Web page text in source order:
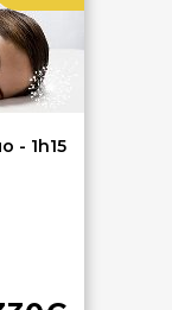
- 1h15